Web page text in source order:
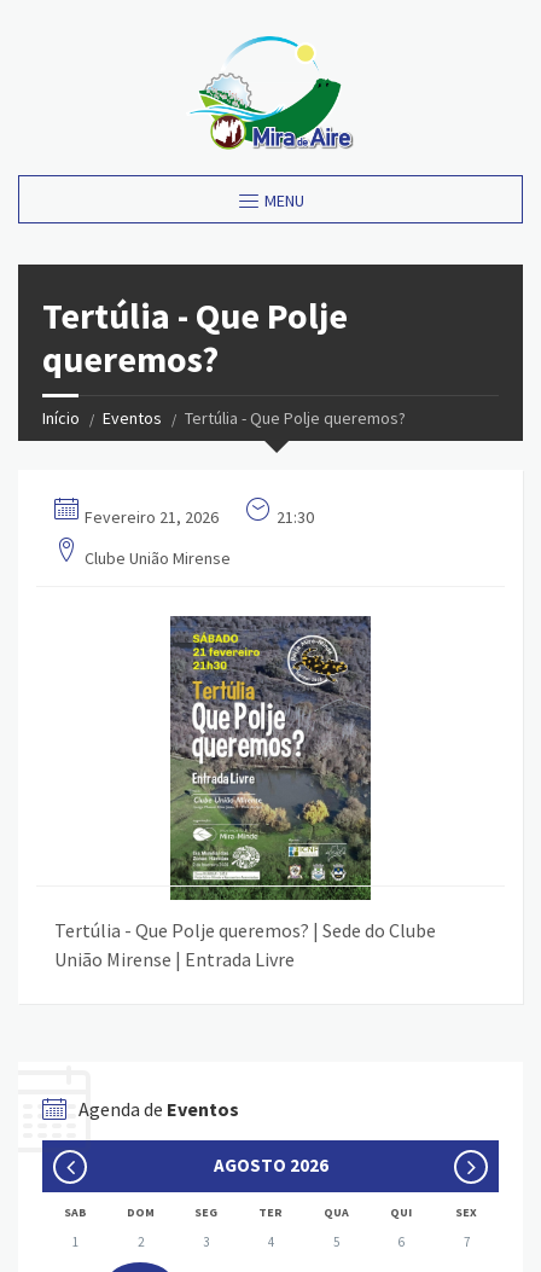
MENU
Tertúlia - Que Polje
queremos?
Início Eventos Tertúlia - Que Polje queremos?
Fevereiro 21, 2026
21:30
Clube União Mirense
Tertúlia - Que Polje queremos? | Sede do Clube
União Mirense | Entrada Livre
Agenda de Eventos
AGOSTO 2026
SAB DOM SEG TER QUA QUI SEX
1 2 3 4 5 6 7